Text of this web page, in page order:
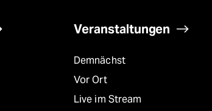
Veranstaltungen
Demnächst
Vor Ort
Live im Stream